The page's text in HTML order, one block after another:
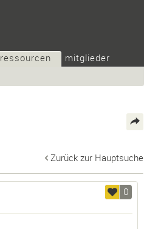
ressourcen
mitglieder
Zurück zur Hauptsuche
0